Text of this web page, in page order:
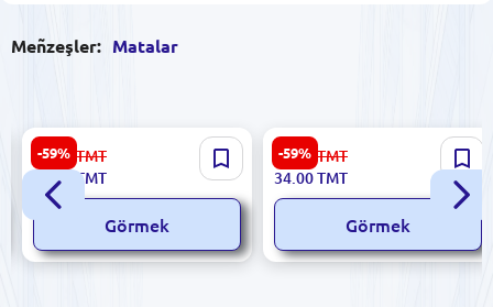
Meñzeşler: Matalar
-59%
Suzanna C#76 | Gara ýaşyl
krep matasy 1,5 m giňlik
99.00 TMT
40.00
TMT
Görmek
-59%
Markasyz 140 | Mekdep
ştapel matasy ýaşyl 1,50 m
giňlik
84.00 TMT
34.00TMT
Görmek